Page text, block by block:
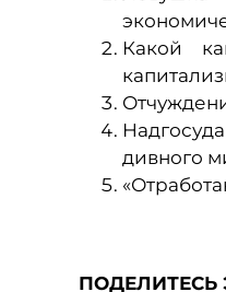
Какой
дивного
ПОДЕЛИТЕСЬ